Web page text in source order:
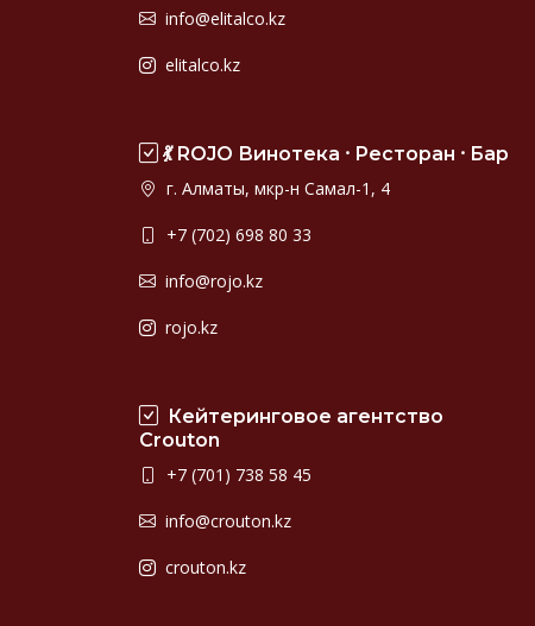
info@elitalco.kz
elitalco.kz
💃 ROJO Винотека ⸱ Ресторан ⸱ Бар
г. Алматы, мкр-н Самал-1, 4
+7 (702) 698 80 33
info@rojo.kz
rojo.kz
Кейтеринговое агентство
Crouton
+7 (701) 738 58 45
info@crouton.kz
crouton.kz